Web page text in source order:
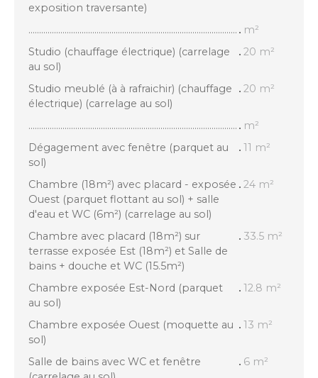
exposition traversante)
..................................................................................................
m²
Studio (chauffage électrique) (carrelage
au sol)
20 m²
Studio meublé (à à rafraichir) (chauffage
électrique) (carrelage au sol)
20 m²
..................................................................................................
m²
Dégagement avec fenêtre (parquet au
sol)
11 m²
Chambre (18m²) avec placard - exposée
Ouest (parquet flottant au sol) + salle
d'eau et WC (6m²) (carrelage au sol)
24 m²
Chambre avec placard (18m²) sur
terrasse exposée Est (18m²) et Salle de
bains + douche et WC (15.5m²)
33.5 m²
Chambre exposée Est-Nord (parquet
au sol)
12.8 m²
Chambre exposée Ouest (moquette au
sol)
13 m²
Salle de bains avec WC et fenêtre
6 m²